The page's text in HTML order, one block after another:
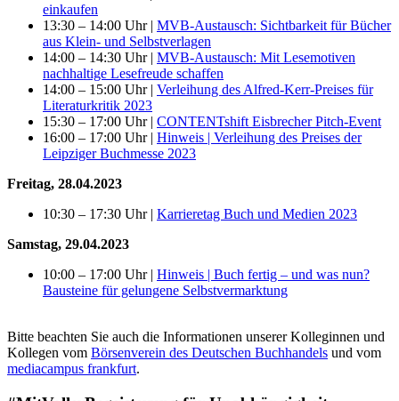
einkaufen
13:30 – 14:00 Uhr | MVB-Austausch: Sichtbarkeit für Bücher
aus Klein- und Selbstverlagen
14:00 – 14:30 Uhr | MVB-Austausch: Mit Lesemotiven
nachhaltige Lesefreude schaffen
14:00 – 15:00 Uhr | Verleihung des Alfred-Kerr-Preises für
Literaturkritik 2023
15:30 – 17:00 Uhr | CONTENTshift Eisbrecher Pitch-Event
16:00 – 17:00 Uhr | Hinweis | Verleihung des Preises der
Leipziger Buchmesse 2023
Freitag, 28.04.2023
10:30 – 17:30 Uhr | Karrieretag Buch und Medien 2023
Samstag, 29.04.2023
10:00 – 17:00 Uhr | Hinweis | Buch fertig – und was nun?
Bausteine für gelungene Selbstvermarktung
Bitte beachten Sie auch die Informationen unserer Kolleginnen und
Kollegen vom Börsenverein des Deutschen Buchhandels und vom
mediacampus frankfurt.